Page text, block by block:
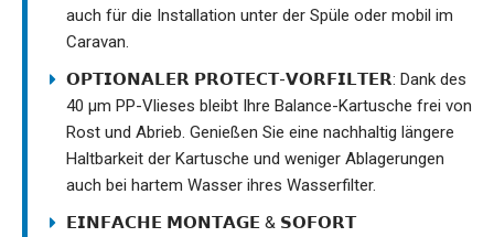
auch für die Installation unter der Spüle oder mobil im
Caravan.
𝗢𝗣𝗧𝗜𝗢𝗡𝗔𝗟𝗘𝗥 𝗣𝗥𝗢𝗧𝗘𝗖𝗧-𝗩𝗢𝗥𝗙𝗜𝗟𝗧𝗘𝗥: Dank des
40 µm PP-Vlieses bleibt Ihre Balance-Kartusche frei von
Rost und Abrieb. Genießen Sie eine nachhaltig längere
Haltbarkeit der Kartusche und weniger Ablagerungen
auch bei hartem Wasser ihres Wasserfilter.
𝗘𝗜𝗡𝗙𝗔𝗖𝗛𝗘 𝗠𝗢𝗡𝗧𝗔𝗚𝗘 & 𝗦𝗢𝗙𝗢𝗥𝗧